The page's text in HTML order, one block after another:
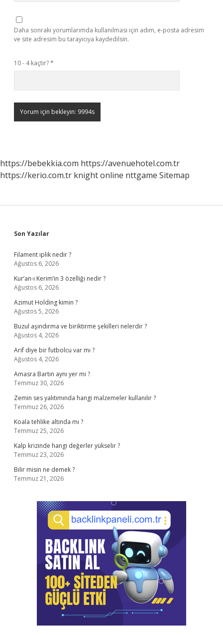
Daha sonraki yorumlarımda kullanılması için adım, e-posta adresim
ve site adresim bu tarayıcıya kaydedilsin.
10 - 4 kaçtır?*
https://bebekkia.com https://avenuehotel.com.tr
https://kerio.com.tr knight online nttgame Sitemap
Sidebar
Son Yazılar
Filament iplik nedir ?
Ağustos 6, 2026
Kur’an-ı Kerim’in 3 özelliği nedir ?
Ağustos 6, 2026
Azimut Holding kimin ?
Ağustos 5, 2026
Buzul aşındırma ve biriktirme şekilleri nelerdir ?
Ağustos 4, 2026
Arif diye bir futbolcu var mı ?
Ağustos 4, 2026
Amasra Bartın aynı yer mi ?
Temmuz 30, 2026
Zemin ses yalıtımında hangi malzemeler kullanılır ?
Temmuz 26, 2026
Koala tehlike altında mı ?
Temmuz 25, 2026
Kalp krizinde hangi değerler yükselir ?
Temmuz 23, 2026
Bilir misin ne demek ?
Temmuz 21, 2026